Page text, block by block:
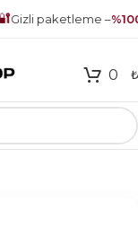
Gizli paketleme –
0 ₺